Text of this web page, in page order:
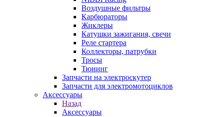
Воздушные фильтры
Карбюраторы
Жиклеры
Катушки зажигания, свечи
Реле стартера
Коллекторы, патрубки
Тросы
Тюнинг
Запчасти на электроскутер
Запчасти для электромотоциклов
Аксессуары
Назад
Аксессуары